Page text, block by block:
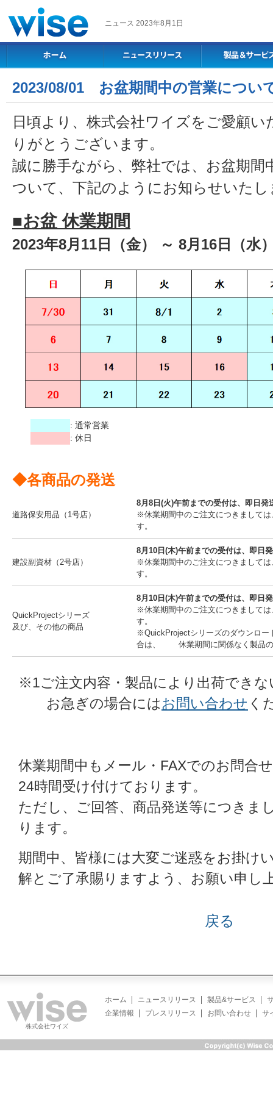
ニュース 2023年8月1日
2023/08/01 お盆期間中の営業につい
日頃より、株式会社ワイズをご愛顧
りがとうございます。
誠に勝手ながら、弊社では、お盆期間
ついて、下記のようにお知らせいたし
■お盆 休業期間
2023年8月11日（金） ～ 8月16日（水
: 通常営業
: 休日
◆各商品の発送
道路保安用品（1号店）
8月8日(火)午前までの受付は、即日発
※休業期間中のご注文につきましては
す。
建設副資材（2号店）
8月10日(木)午前までの受付は、即日
※休業期間中のご注文につきましては
す。
QuickProjectシリーズ
及び、その他の商品
8月10日(木)午前までの受付は、即日
※休業期間中のご注文につきましては
す。
※QuickProjectシリーズのダウンロー
合は、 休業期間に関係なく製品の
※1ご注文内容・製品により出荷でき
お急ぎの場合にはお問い合わせ く
休業期間中もメール・FAXでのお問合
24時間受け付けております。
ただし、ご回答、商品発送等につきま
ります。
期間中、皆様には大変ご迷惑をお掛け
解とご了承賜りますよう、お願い申し
戻る
株式会社ワイズ
ホーム ニュースリリース 製品&サービス
企業情報
プレスリリース お問い合わせ サ